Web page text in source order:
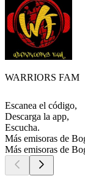
WARRIORS FAM
Escanea el código,
Descarga la app,
Escucha.
Más emisoras de
Más emisoras de